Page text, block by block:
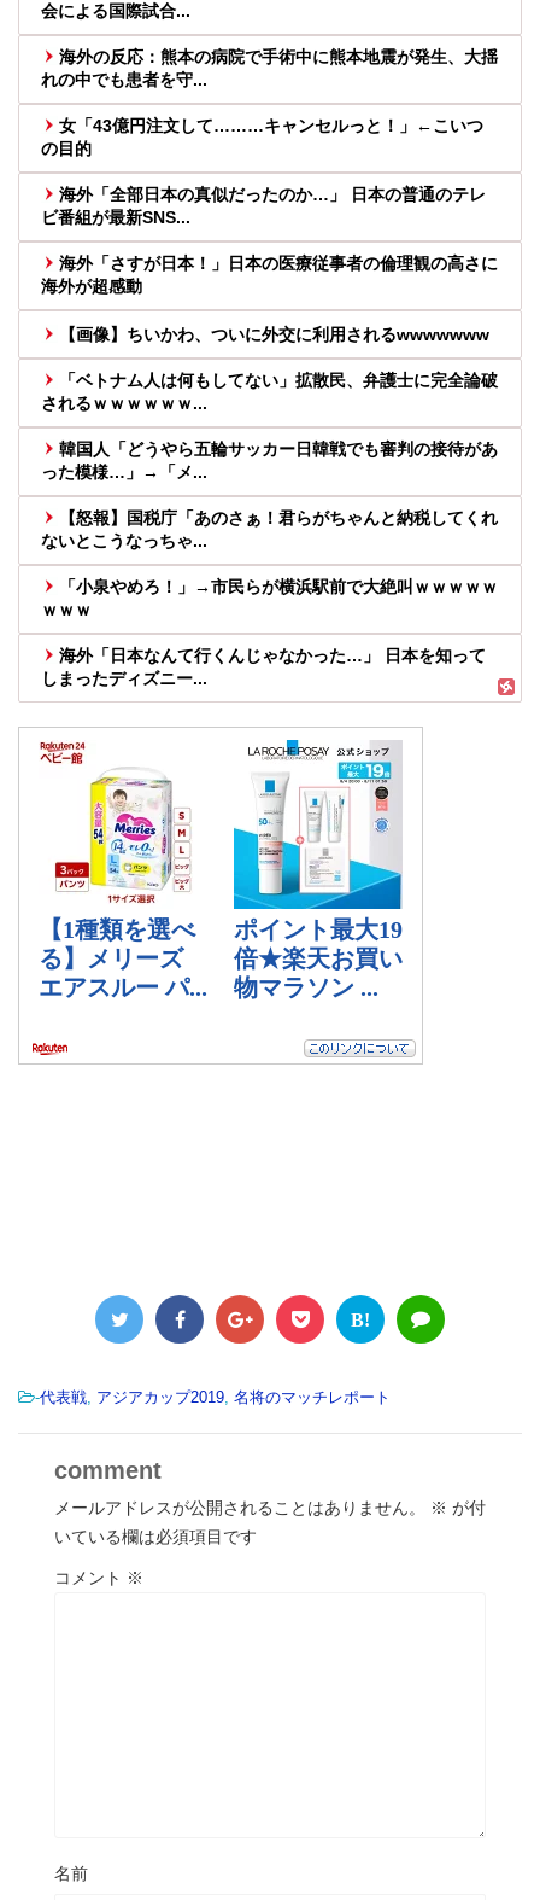
会による国際試合...
海外の反応：熊本の病院で手術中に熊本地震が発生、大揺
れの中でも患者を守...
女「43億円注文して………キャンセルっと！」←こいつ
の目的
海外「全部日本の真似だったのか…」 日本の普通のテレ
ビ番組が最新SNS...
海外「さすが日本！」日本の医療従事者の倫理観の高さに
海外が超感動
【画像】ちいかわ、ついに外交に利用されるwwwwwww
「ベトナム人は何もしてない」拡散民、弁護士に完全論破
されるｗｗｗｗｗｗ...
韓国人「どうやら五輪サッカー日韓戦でも審判の接待があ
った模様…」→「メ...
【怒報】国税庁「あのさぁ！君らがちゃんと納税してくれ
ないとこうなっちゃ...
「小泉やめろ！」→市民らが横浜駅前で大絶叫ｗｗｗｗｗ
ｗｗｗ
海外「日本なんて行くんじゃなかった…」 日本を知って
しまったディズニー...
B!
-代表戦, アジアカップ2019, 名将のマッチレポート
comment
メールアドレスが公開されることはありません。 ※ が付
いている欄は必須項目です
コメント ※
名前